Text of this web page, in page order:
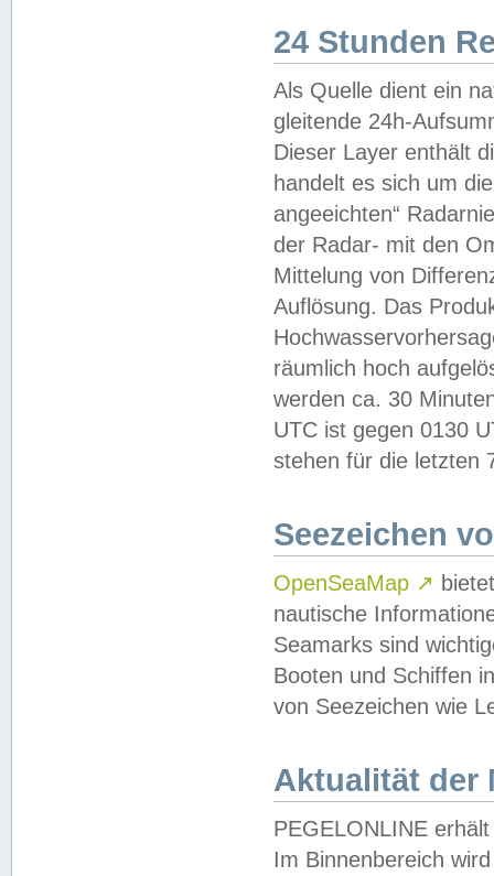
24 Stunden
Als Quelle dient ein
gleitende 24h-
Dieser Layer enthält
handelt es sich um
angeeichten“
der Radar- mit den
Mittelung von
Auflösung. Das
räumlich hoch
werden ca. 30
UTC ist gegen 0130
stehen für die letzten
Seezeichen
OpenSeaMap ↗
nautische
Seamarks sind
Booten und Schiffen
von Seezeichen wie
Aktualität der
PEGELONLINE
Im Binnenbereich